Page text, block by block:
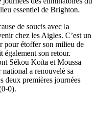
essentiel de Brighton.
de soucis avec la
chez les Aigles. C’est un
pour étoffer son milieu de
son retour.
Sékou Koïta et Moussa
a renouvelé sa
deux premières journées
0).